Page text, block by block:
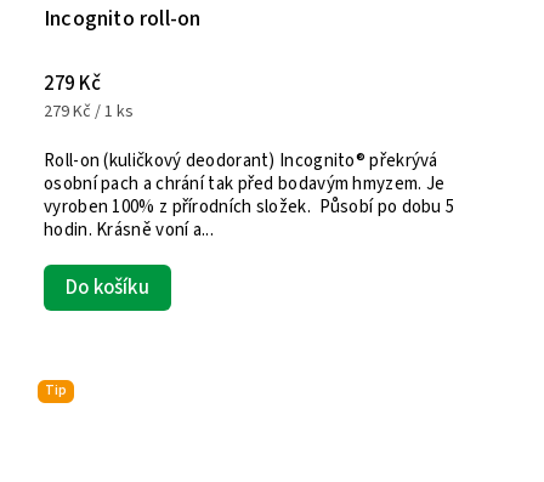
Incognito roll-on
279 Kč
279 Kč / 1 ks
Do košíku
Roll-on (kuličkový deodorant) Incognito® překrývá
osobní pach a chrání tak před bodavým hmyzem. Je
vyroben 100% z přírodních složek. Působí po dobu 5
hodin. Krásně voní a...
Tip